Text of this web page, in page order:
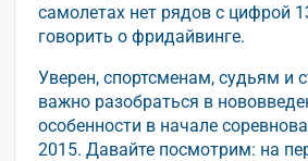
самолетах нет рядов с цифрой
говорить о фридайвинге.
Уверен, спортсменам, судьям и
важно разобраться в
особенности в начале
2015. Давайте посмотрим: на